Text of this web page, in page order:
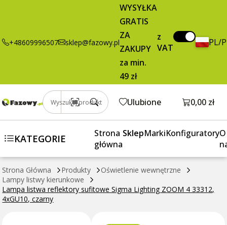
+48609996507 sklep@fazowy.pl
WYSYŁKA
GRATIS
ZA
ZAKUPY
za min.
49 zł
z
VAT
PL/
Wyszukaj produkt Ulubione Otwórz
0,00 zł
KATEGORIE
Strona
główna
SklepMarkiKonfiguratoryO
Strona Główna Produkty
Oświetlenie wewnętrzne
Lampy listwy kierunkowe
Lampa listwa reflektory sufitowe Sigma Lighting ZOOM 4 33312,
4xGU10, czarny
Lighting
4xGU10,
czarny
279,00 zł
brutto / szt. Dodaj do koszyka